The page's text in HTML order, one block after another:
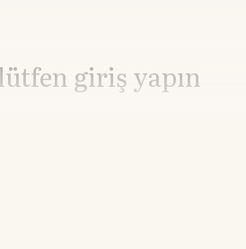
giriş yapın